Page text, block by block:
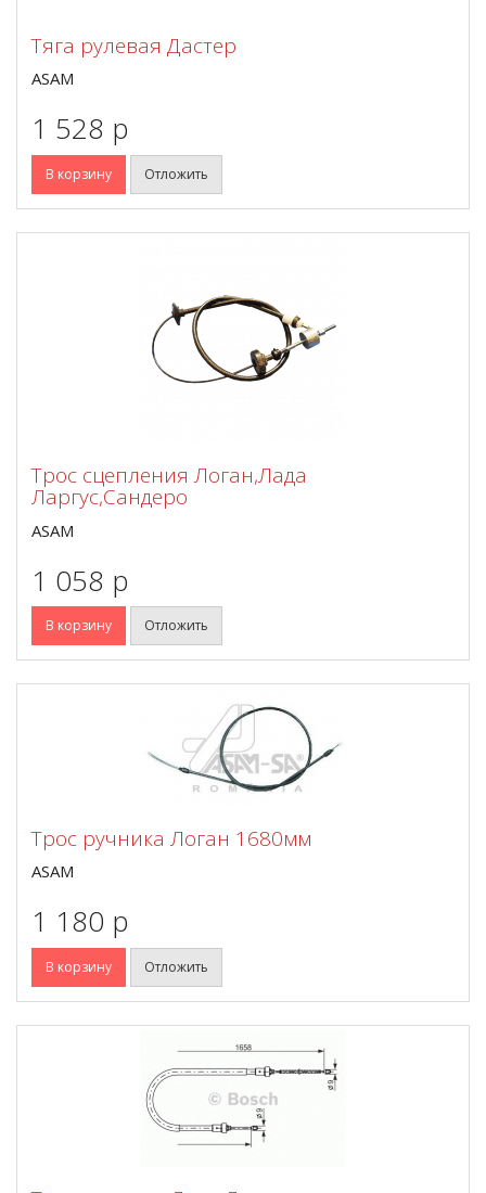
Тяга рулевая Дастер
ASAM
1 528 p
В корзину Отложить
Трос сцепления Логан,Лада
Ларгус,Сандеро
ASAM
1 058 p
В корзину Отложить
Трос ручника Логан 1680мм
ASAM
1 180 p
В корзину Отложить